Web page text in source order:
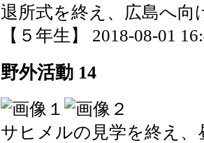
退所式を終え、広島へ向
【５年生】 2018-08-01
野外活動 14
サヒメルの見学を終え